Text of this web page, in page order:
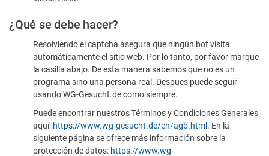
¿Qué se debe hacer?
Resolviendo el captcha asegura que ningún bot visita
automáticamente el sitio web. Por lo tanto, por favor marque
la casilla abajo. De esta manera sabemos que no es un
programa sino una persona real. Despues puede seguir
usando WG-Gesucht.de como siempre.
Puede encontrar nuestros Términos y Condiciones Generales
aquí: https://www.wg-gesucht.de/en/agb.html . En la
siguiente página se ofrece más información sobre la
protección de datos: https://www.wg-